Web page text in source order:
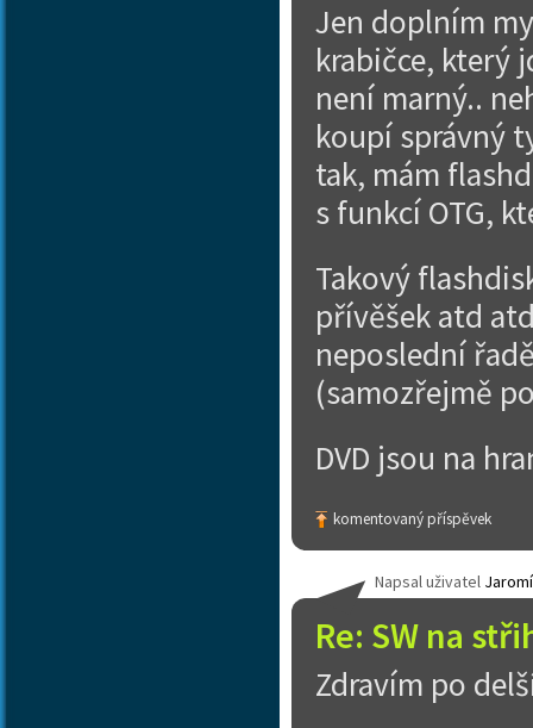
Jen doplním
krabičce, který
není marný..
koupí správný
tak, mám
s funkcí OTG,
Takový
přívěšek atd
neposlední
(samozřejmě
DVD jsou na
komentovaný příspěvek
Re: SW na
Napsal uživatel
Zdravím po